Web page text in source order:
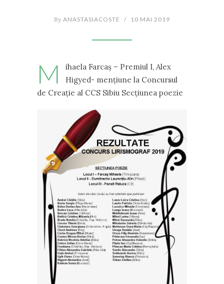
By ANASTASIACOSTE / 10 MAI 2019
M
ihaela Farcaș – Premiul I, Alex
Higyed- mențiune la Concursul
de Creație al CCS Sibiu Secțiunea poezie